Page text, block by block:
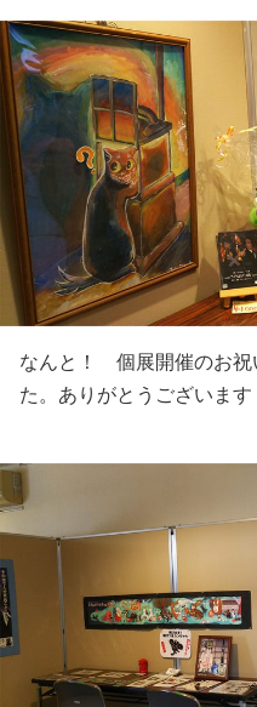
なんと！ 個展開催のお祝
た。ありがとうございます